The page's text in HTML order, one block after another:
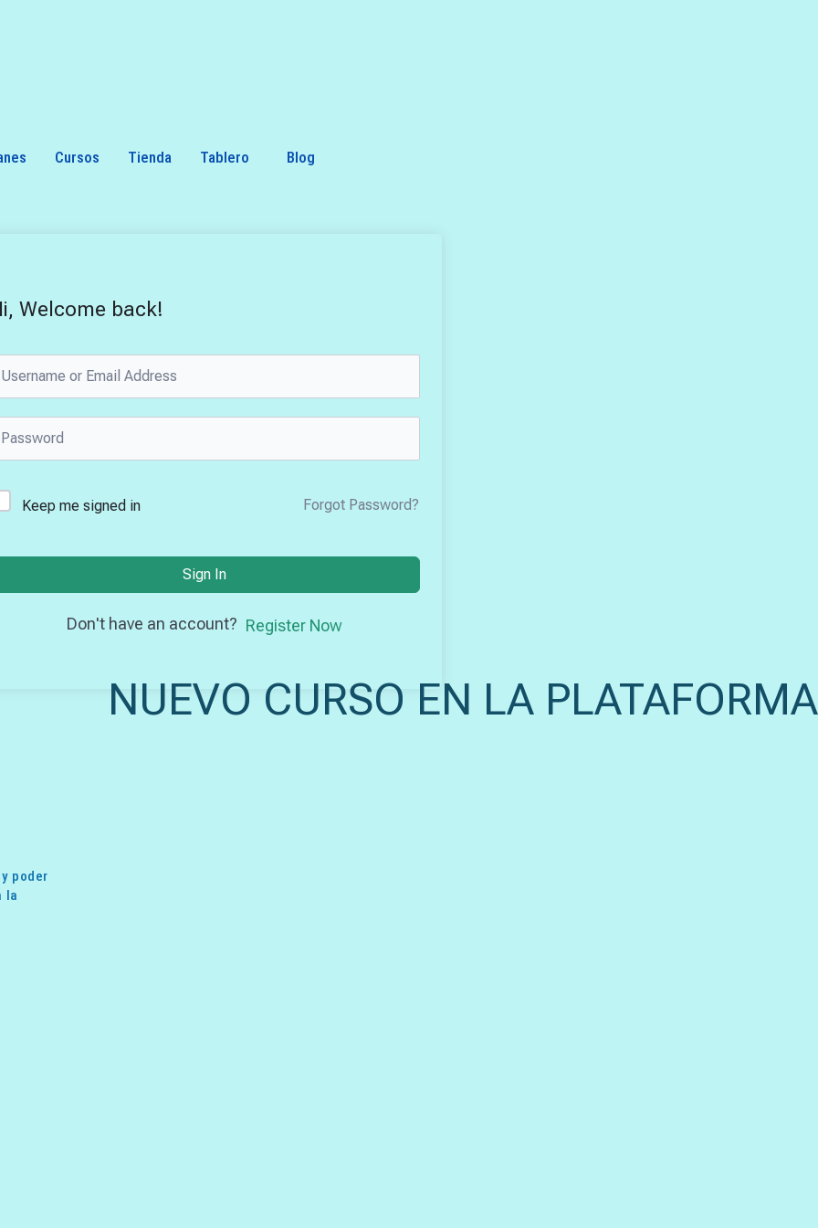
Cursos Tienda Tablero Blog
Welcome back!
Keep me signed in Forgot Password?
Sign In
Don't have an account? Register Now
NUEVO CURSO EN LA PLATAFORMA
poder
la